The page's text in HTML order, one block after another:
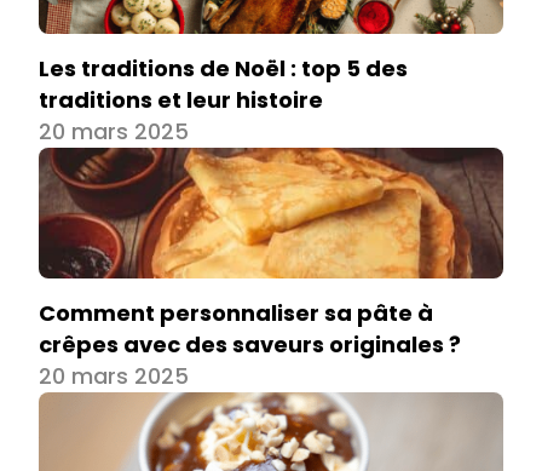
Les traditions de Noël : top 5 des
traditions et leur histoire
20 mars 2025
Comment personnaliser sa pâte à
crêpes avec des saveurs originales ?
20 mars 2025